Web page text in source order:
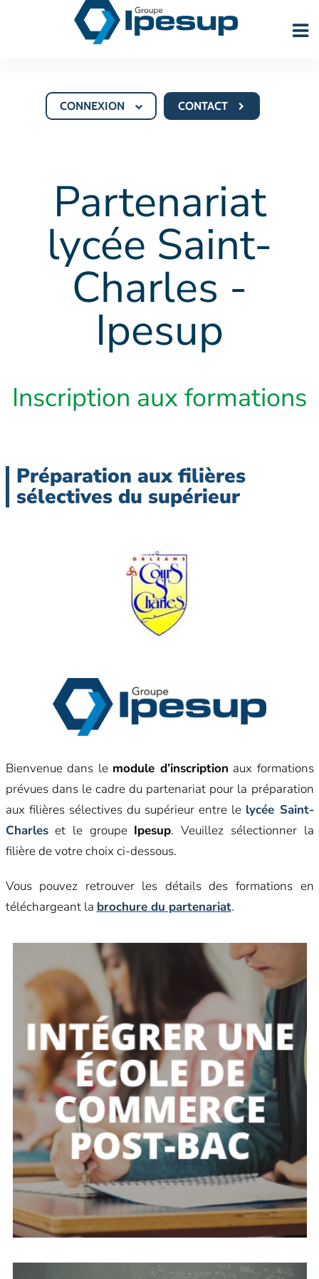
CONTACT
CONNEXION
Partenariat
lycée Saint-
Charles -
Ipesup
Inscription aux formations
Préparation aux filières
sélectives du supérieur
Bienvenue dans le module d’inscription aux formations
prévues dans le cadre du partenariat pour la préparation
aux filières sélectives du supérieur entre le lycée Saint-
Charles et le groupe Ipesup. Veuillez sélectionner la
filière de votre choix ci-dessous.
Vous pouvez retrouver les détails des formations en
téléchargeant la brochure du partenariat.